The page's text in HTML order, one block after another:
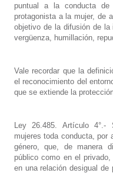
puntual a la conducta de
protagonista a la mujer, de
objetivo de la difusión de la
vergüenza, humillación,
Vale recordar que la
el reconocimiento del
que se extiende la
Ley 26.485. Artículo 4°.-
mujeres toda conducta, por
género, que, de manera
público como en el
en una relación desigual de